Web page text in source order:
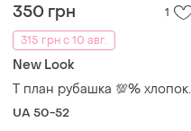
350 грн
1
315 грн с 10 авг.
New Look
Т план рубашка 💯% хлопок.
UA 50-52